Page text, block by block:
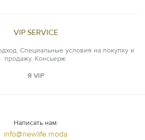
VIP SERVICE
Специальные условия на покупку и
продажу. Консьерж.
Я VIP
Написать нам:
info@newlife.moda